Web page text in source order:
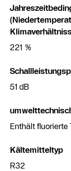
221 %
51 dB
Enthält fluorierte
Kältemitteltyp
R32